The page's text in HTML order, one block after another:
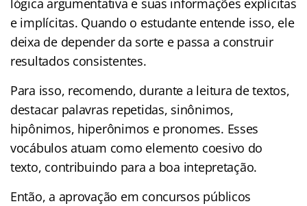
lógica argumentativa e suas informações explícitas
e implícitas. Quando o estudante entende isso, ele
deixa de depender da sorte e passa a construir
resultados consistentes.
Para isso, recomendo, durante a leitura de textos,
destacar palavras repetidas, sinônimos,
hipônimos, hiperônimos e pronomes. Esses
vocábulos atuam como elemento coesivo do
texto, contribuindo para a boa intepretação.
Então, a aprovação em concursos públicos